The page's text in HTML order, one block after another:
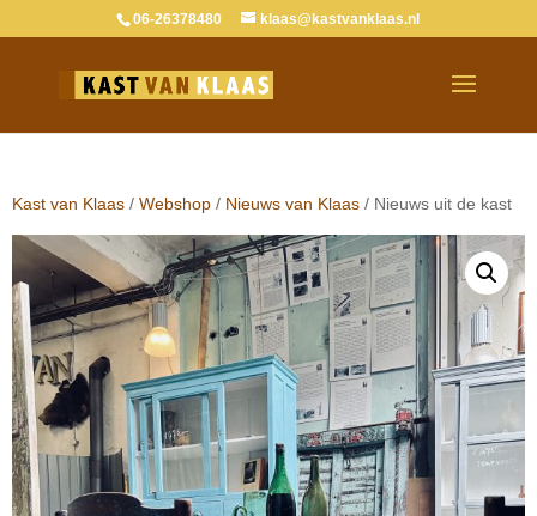
06-26378480 klaas@kastvanklaas.nl
Kast van Klaas / Webshop / Nieuws van Klaas / Nieuws uit de kast